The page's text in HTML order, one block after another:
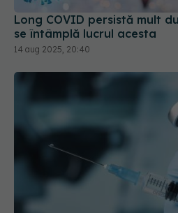
Long COVID persistă mult
se întâmplă lucrul acesta
14 aug 2025, 20:40